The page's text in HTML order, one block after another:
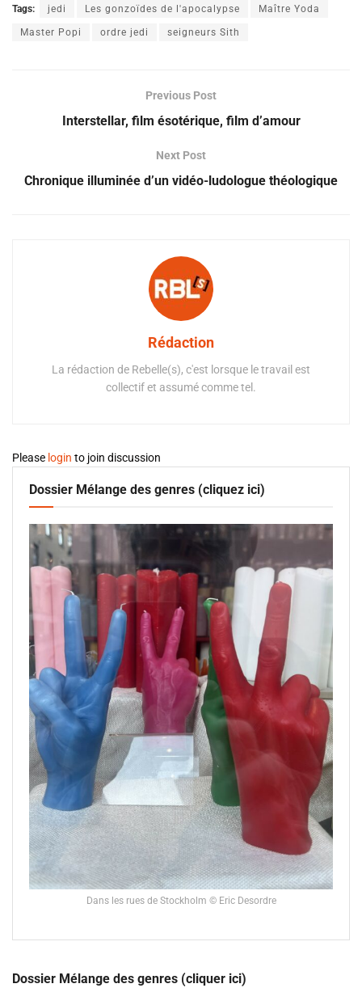
Tags: jedi Les gonzoïdes de l'apocalypse Maître Yoda
Master Popi ordre jedi seigneurs Sith
Previous Post
Interstellar, film ésotérique, film d’amour
Next Post
Chronique illuminée d’un vidéo-ludologue théologique
Rédaction
La rédaction de Rebelle(s), c'est lorsque le travail est
collectif et assumé comme tel.
Please login to join discussion
Dossier Mélange des genres (cliquez ici)
Dans les rues de Stockholm © Eric Desordre
Dossier Mélange des genres (cliquer ici)